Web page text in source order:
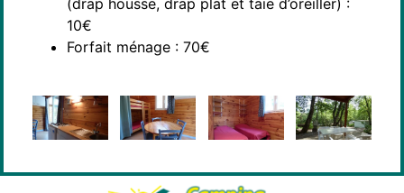
10€
Forfait ménage : 70€